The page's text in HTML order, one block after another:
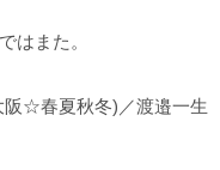
はまた。
阪☆春夏秋冬)／渡邉一生